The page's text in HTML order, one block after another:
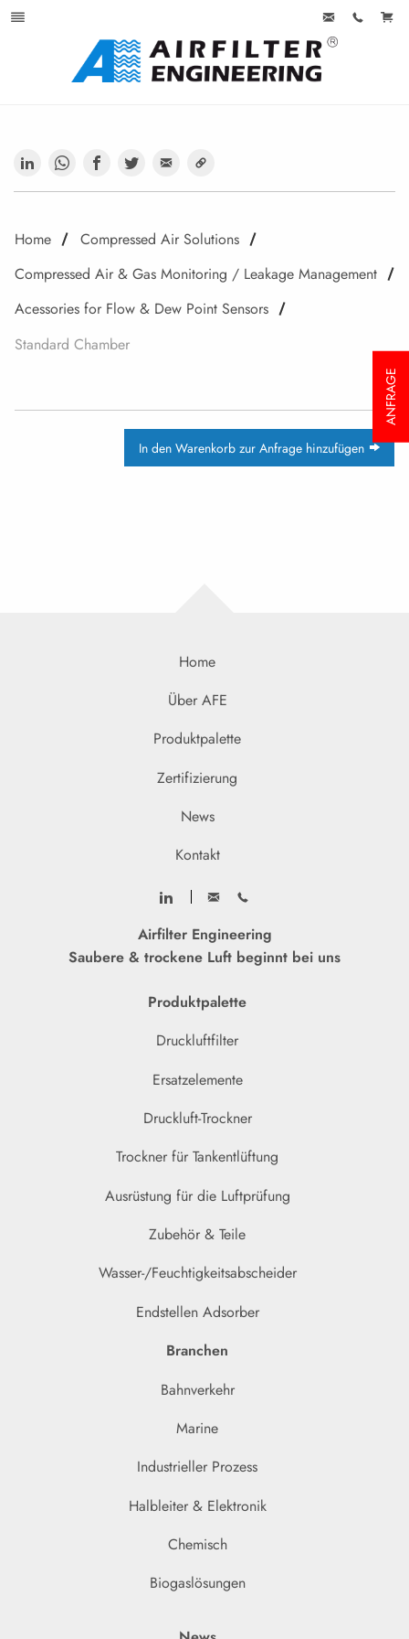
Home
Compressed Air Solutions
Compressed Air & Gas Monitoring / Leakage Management
Acessories for Flow & Dew Point Sensors
Standard Chamber
In den Warenkorb zur Anfrage hinzufügen
Home
Über AFE
Produktpalette
Zertifizierung
News
Kontakt
Airfilter Engineering
Saubere & trockene Luft beginnt bei uns
Produktpalette
Druckluftfilter
Ersatzelemente
Druckluft-Trockner
Trockner für Tankentlüftung
Ausrüstung für die Luftprüfung
Zubehör & Teile
Wasser-/Feuchtigkeitsabscheider
Endstellen Adsorber
Branchen
Bahnverkehr
Marine
Industrieller Prozess
Halbleiter & Elektronik
Chemisch
Biogaslösungen
ANFRAGE